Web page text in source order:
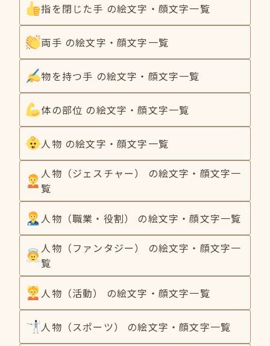
指を閉じた手 の絵文字・顔文字一覧
両手 の絵文字・顔文字一覧
物を持つ手 の絵文字・顔文字一覧
体の部位 の絵文字・顔文字一覧
人物 の絵文字・顔文字一覧
人物（ジェスチャー） の絵文字・顔文字一
覧
人物（職業・役割） の絵文字・顔文字一覧
人物（ファンタジー） の絵文字・顔文字一
覧
人物（活動） の絵文字・顔文字一覧
人物（スポーツ） の絵文字・顔文字一覧